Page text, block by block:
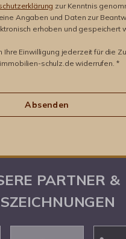
zur Kenntnis
Angaben und Daten zur
erhoben und gespeichert
Ihre Einwilligung jederzeit für die
schulz.de widerrufen. *
Absenden
PARTNER &